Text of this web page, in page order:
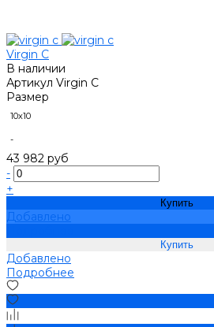
Virgin C
В наличии
Артикул Virgin C
Размер
10х10
-
43 982 руб
-
+
Купить
Добавлено
Добавлено
Подробнее